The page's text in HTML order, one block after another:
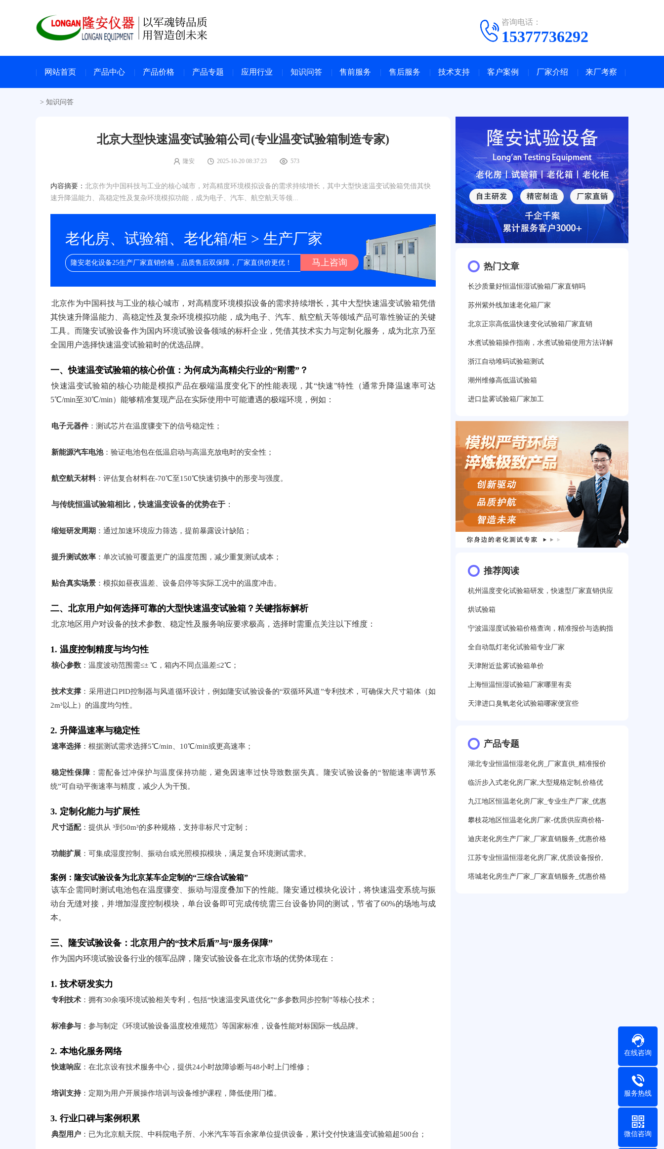
咨询电话：
15377736292
网站首页 产品中心 产品价格 产品专题 应用行业 知识问答 售前服务 售后服务 技术支持 客户案例 厂家介绍 来厂考察
> 知识问答
北京大型快速温变试验箱公司(专业温变试验箱制造专家)
隆安 2025-10-20 08:37:23 573
内容摘要： 北京作为中国科技与工业的核心城市，对高精度环境模拟设备的需求持续增长，其中大型快速温变试验箱凭借其快
速升降温能力、高稳定性及复杂环境模拟功能，成为电子、汽车、航空航天等领...
老化房、试验箱、老化箱/柜 > 生产厂家
隆安老化设备25生产厂家直销价格，品质售后双保障，厂家直供价更优！ 马上咨询
北京作为中国科技与工业的核心城市，对高精度环境模拟设备的需求持续增长，其中大型快速温变试验箱凭借
其快速升降温能力、高稳定性及复杂环境模拟功能，成为电子、汽车、航空航天等领域产品可靠性验证的关键
工具。而隆安试验设备作为国内环境试验设备领域的标杆企业，凭借其技术实力与定制化服务，成为北京乃至
全国用户选择快速温变试验箱时的优选品牌。
一、快速温变试验箱的核心价值：为何成为高精尖行业的“刚需”？
快速温变试验箱的核心功能是模拟产品在极端温度变化下的性能表现，其“快速”特性（通常升降温速率可达
5℃/min至30℃/min）能够精准复现产品在实际使用中可能遭遇的极端环境，例如：
电子元器件 ：测试芯片在温度骤变下的信号稳定性；
新能源汽车电池：验证电池包在低温启动与高温充放电时的安全性；
航空航天材料 ：评估复合材料在-70℃至150℃快速切换中的形变与强度。
与传统恒温试验箱相比，快速温变设备的优势在于 ：
缩短研发周期 ：通过加速环境应力筛选，提前暴露设计缺陷；
提升测试效率 ：单次试验可覆盖更广的温度范围，减少重复测试成本；
贴合真实场景 ：模拟如昼夜温差、设备启停等实际工况中的温度冲击。
二、北京用户如何选择可靠的大型快速温变试验箱？关键指标解析
北京地区用户对设备的技术参数、稳定性及服务响应要求极高，选择时需重点关注以下维度：
1. 温度控制精度与均匀性
核心参数 ：温度波动范围需≤± ℃，箱内不同点温差≤2℃；
技术支撑 ：采用进口PID控制器与风道循环设计，例如隆安试验设备的“双循环风道”专利技术，可确保大尺寸箱体（如
2m³以上）的温度均匀性。
2. 升降温速率与稳定性
速率选择 ：根据测试需求选择5℃/min、10℃/min或更高速率；
稳定性保障 ：需配备过冲保护与温度保持功能，避免因速率过快导致数据失真。隆安试验设备的“智能速率调节系
统”可自动平衡速率与精度，减少人为干预。
3. 定制化能力与扩展性
尺寸适配：提供从 ³到50m³的多种规格，支持非标尺寸定制；
功能扩展 ：可集成湿度控制、振动台或光照模拟模块，满足复合环境测试需求。
案例：隆安试验设备为北京某车企定制的“三综合试验箱”
该车企需同时测试电池包在温度骤变、振动与湿度叠加下的性能。隆安通过模块化设计，将快速温变系统与振
动台无缝对接，并增加湿度控制模块，单台设备即可完成传统需三台设备协同的测试，节省了60%的场地与成
本。
三、隆安试验设备：北京用户的“技术后盾”与“服务保障”
作为国内环境试验设备行业的领军品牌，隆安试验设备在北京市场的优势体现在：
1. 技术研发实力
专利技术 ：拥有30余项环境试验相关专利，包括“快速温变风道优化”“多参数同步控制”等核心技术；
标准参与 ：参与制定《环境试验设备温度校准规范》等国家标准，设备性能对标国际一线品牌。
2. 本地化服务网络
快速响应 ：在北京设有技术服务中心，提供24小时故障诊断与48小时上门维修；
培训支持：定期为用户开展操作培训与设备维护课程，降低使用门槛。
3. 行业口碑与案例积累
典型用户 ：已为北京航天院、中科院电子所、小米汽车等百余家单位提供设备，累计交付快速温变试验箱超500台；
热门文章
长沙质量好恒温恒湿试验箱厂家直销吗
苏州紫外线加速老化箱厂家
北京正宗高低温快速变化试验箱厂家直销
水煮试验箱操作指南，水煮试验箱使用方法详解
浙江自动堆码试验箱测试
潮州维修高低温试验箱
进口盐雾试验箱厂家加工
推荐阅读
杭州温度变化试验箱研发，快速型厂家直销供应
烘试验箱
宁波温湿度试验箱价格查询，精准报价与选购指
全自动氙灯老化试验箱专业厂家
天津附近盐雾试验箱单价
上海恒温恒湿试验箱厂家哪里有卖
天津进口臭氧老化试验箱哪家便宜些
产品专题
湖北专业恒温恒湿老化房_厂家直供_精准报价
临沂步入式老化房厂家,大型规格定制,价格优
九江地区恒温老化房厂家_专业生产厂家_优惠
攀枝花地区恒温老化房厂家-优质供应商价格-
迪庆老化房生产厂家_厂家直销服务_优惠价格
江苏专业恒温恒湿老化房厂家,优质设备报价,
塔城老化房生产厂家_厂家直销服务_优惠价格
在线咨询
服务热线
微信咨询